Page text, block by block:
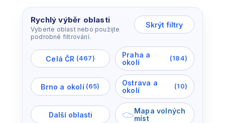
Rychlý výběr oblasti
Vyberte oblast nebo použijte
podrobné filtrování.
Skrýt filtry
Celá ČR (467)
Praha a
okolí
(184)
Brno a okolí (65)
Ostrava a
okolí
(10)
Další oblasti
Mapa volných
míst